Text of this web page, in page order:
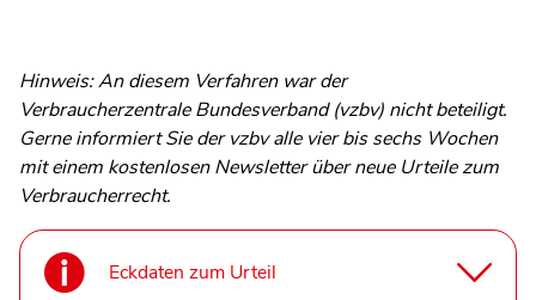
Hinweis: An diesem Verfahren war der
Verbraucherzentrale Bundesverband (vzbv) nicht beteiligt.
Gerne informiert Sie der vzbv alle vier bis sechs Wochen
mit einem kostenlosen Newsletter über neue Urteile zum
Verbraucherrecht.
Eckdaten zum Urteil